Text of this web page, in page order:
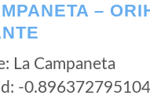
–
La Campaneta
-